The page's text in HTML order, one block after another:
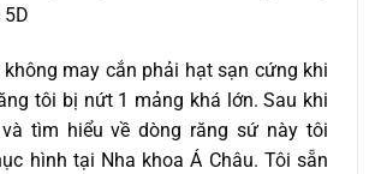
5D
không may cắn phải hạt sạn cứng khi
tôi bị nứt 1 mảng khá lớn. Sau khi
tìm hiểu về dòng răng sứ này tôi
hình tại Nha khoa Á Châu. Tôi sẵn